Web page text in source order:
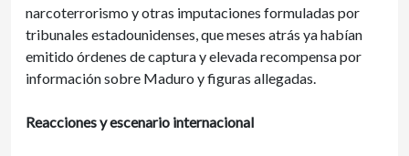
narcoterrorismo y otras imputaciones formuladas por
tribunales estadounidenses, que meses atrás ya habían
emitido órdenes de captura y elevada recompensa por
información sobre Maduro y figuras allegadas.
Reacciones y escenario internacional